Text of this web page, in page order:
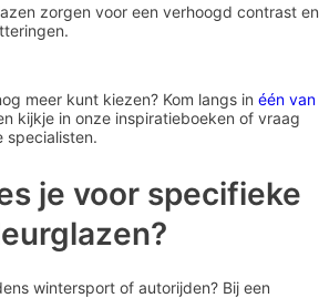
zorgen voor een verhoogd contrast en
meer kunt kiezen? Kom langs in één van
kijkje in onze inspiratieboeken of vraag
specialisten.
je voor specifieke
wintersport of autorijden? Bij een